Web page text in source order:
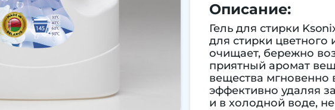
Описание:
Гель для стирки
для стирки цветного
очищает, бережно
приятный аромат
вещества мгновенно
эффективно удаляя
и в холодной воде,